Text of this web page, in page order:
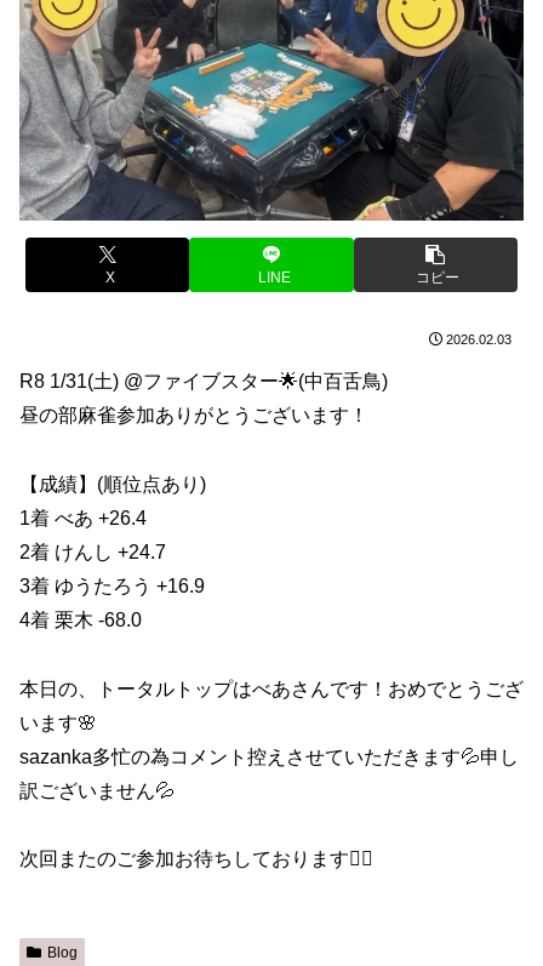
X LINE コピー
2026.02.03
R8 1/31(土) @ファイブスター🌟(中百舌鳥)
昼の部麻雀参加ありがとうございます！
【成績】(順位点あり)
1着 べあ +26.4
2着 けんし +24.7
3着 ゆうたろう +16.9
4着 栗木 -68.0
本日の、トータルトップはべあさんです！おめでとうござ
います🌸
sazanka多忙の為コメント控えさせていただきます💦申し
訳ございません💦
次回またのご参加お待ちしております🙇‍♀️
Blog